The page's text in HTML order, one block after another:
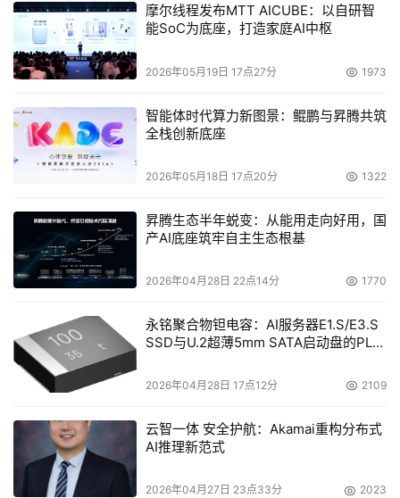
摩尔线程发布MTT AICUBE：以自研智
能SoC为底座，打造家庭AI中枢
2026年05月19日 17点27分 1973
智能体时代算力新图景：鲲鹏与昇腾共筑
全栈创新底座
2026年05月18日 17点20分 1322
昇腾生态半年蜕变：从能用走向好用，国
产AI底座筑牢自主生态根基
2026年04月28日 22点14分 1770
永铭聚合物钽电容：AI服务器E1.S/E3.S
SSD与U.2超薄5mm SATA启动盘的PLP
2026年04月28日 17点12分 2109
云智一体 安全护航：Akamai重构分布式
AI推理新范式
2026年04月27日 23点33分 2023